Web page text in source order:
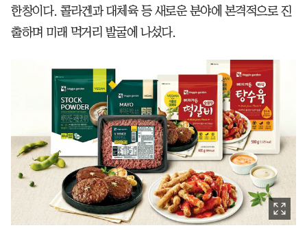
한창이다. 콜라겐과 대체육 등 새로운 분야에 본격적으로 진
출하며 미래 먹거리 발굴에 나섰다.